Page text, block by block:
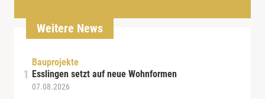
Weitere News
Bauprojekte
Esslingen setzt auf neue Wohnformen
07.08.2026